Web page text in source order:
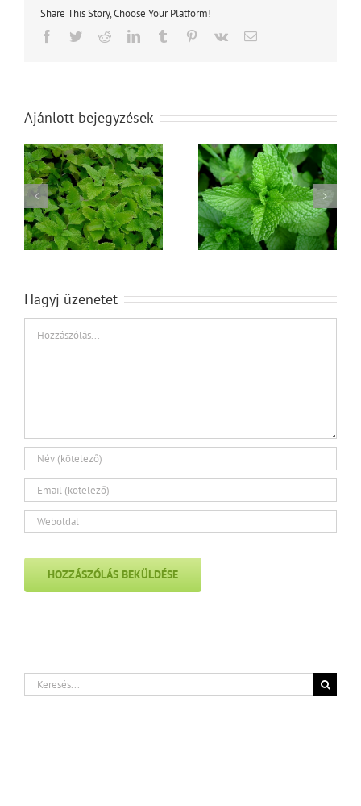
Share This Story, Choose Your Platform!
Facebook
TwitterRedditLinkedInTumblr Pinterest
Vk Email:
Ajánlott bejegyzések
Menta, borsmenta Rozmaring
Hagyj üzenetet
Keresés...